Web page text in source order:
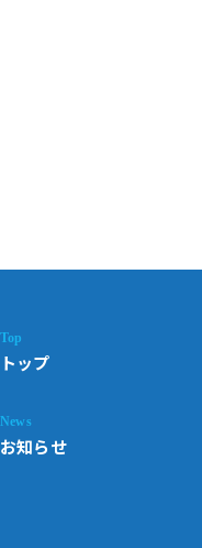
トップ
お知らせ